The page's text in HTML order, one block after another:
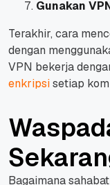
Gunakan
Terakhir, cara
dengan
VPN bekerja
enkripsisetiap
Bagaimana